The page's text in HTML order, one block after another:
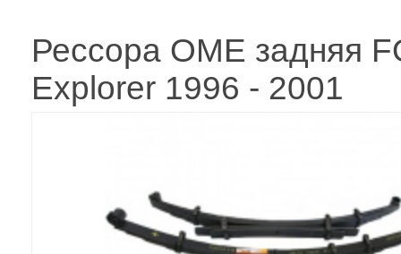
Рессора OME задняя
Explorer 1996 - 2001